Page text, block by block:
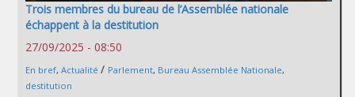
Trois membres du bureau de l’Assemblée nationale
échappent à la destitution
27/09/2025 - 08:50
En bref, Actualité / Parlement, Bureau Assemblée Nationale,
destitution